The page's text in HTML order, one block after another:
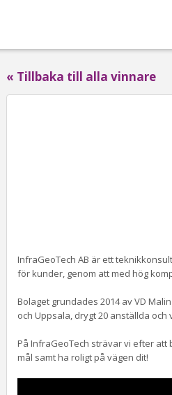
« Tillbaka till alla vinnare
InfraGeoTech AB är ett
för kunder, genom att med hög
Bolaget grundades 2014 av VD
och Uppsala, drygt 20 anställda
På InfraGeoTech strävar vi efter
mål samt ha roligt på vägen dit!